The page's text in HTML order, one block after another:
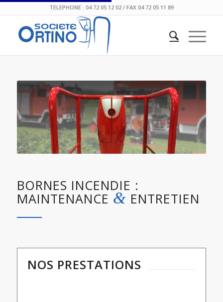
TELEPHONE : 04 72 05 12 02 / FAX 04 72 05 11 89
BORNES INCENDIE :
MAINTENANCE & ENTRETIEN
NOS PRESTATIONS